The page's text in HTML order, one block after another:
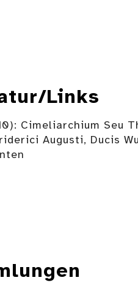
Links
Cimeliarchium Seu
Augusti, Ducis